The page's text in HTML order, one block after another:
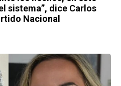
sistema”, dice Carlos
Nacional